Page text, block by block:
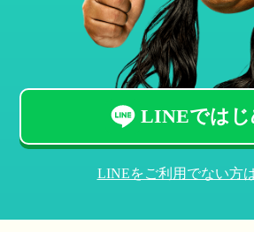
LINEではじ
LINEをご利用でない方